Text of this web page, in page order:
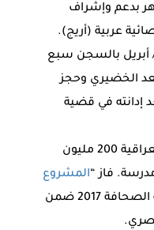
بدعم وإشراف
عربية (أريج).
بالسجن سبع
الخضيري وحجز
إدانته في قضية
التحقيق كشف إهدار الحكومة العراقية 200 مليون
المشروع
” بجائزة سمير قصير لحرية الصحافة 2017 ضمن